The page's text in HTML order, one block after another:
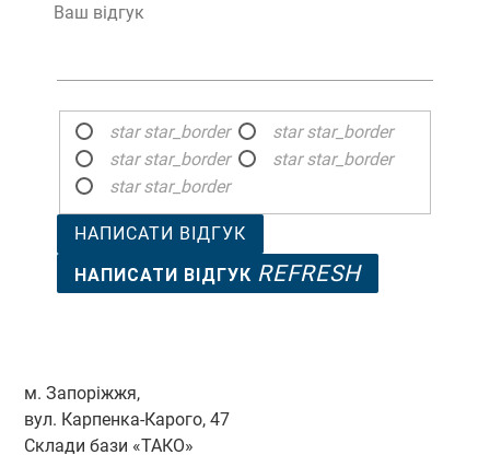
Ваш відгук
star star_border star star_border
star star_border star star_border
star star_border
НАПИСАТИ ВІДГУК
НАПИСАТИ ВІДГУК REFRESH
м. Запоріжжя,
вул. Карпенка-Карого, 47
Склади бази «ТАКО»